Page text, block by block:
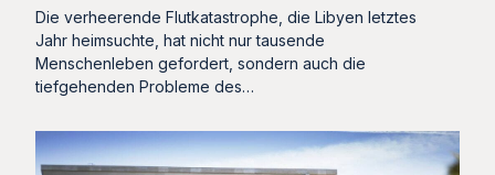
Die verheerende Flutkatastrophe, die Libyen letztes
Jahr heimsuchte, hat nicht nur tausende
Menschenleben gefordert, sondern auch die
tiefgehenden Probleme des…